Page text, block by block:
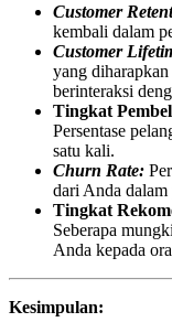
Customer
kembali dalam
Customer
yang diharapkan
berinteraksi
Tingkat
Persentase
satu kali.
Churn Rate:
dari Anda
Tingkat
Seberapa
Anda kepada
Kesimpulan: